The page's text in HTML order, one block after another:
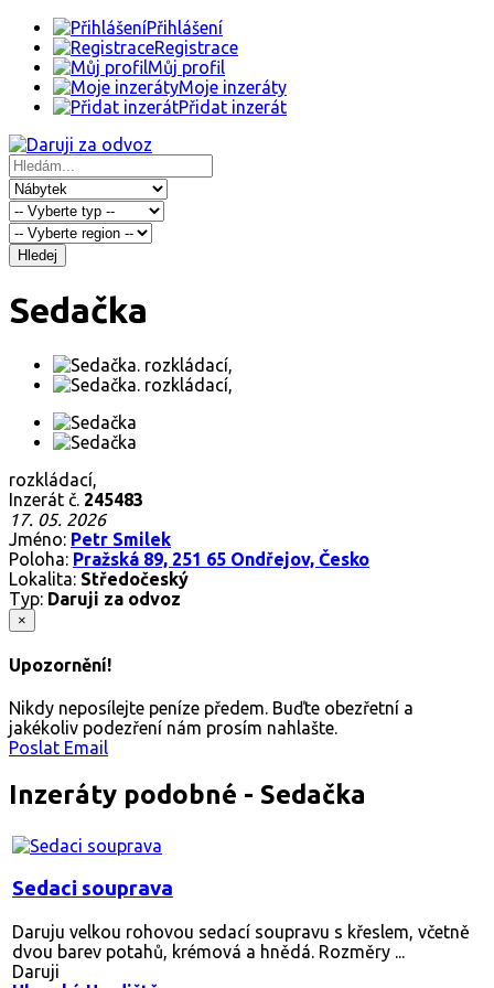
Přihlášení
Registrace
Můj profil
Moje inzeráty
Přidat inzerát
Hledej
Sedačka
rozkládací,
Inzerát č. 245483
17. 05. 2026
Jméno: Petr Smilek
Poloha: Pražská 89, 251 65 Ondřejov, Česko
Lokalita: Středočeský
Typ: Daruji za odvoz
×
Upozornění!
Nikdy neposílejte peníze předem. Buďte obezřetní a
jakékoliv podezření nám prosím nahlašte.
Poslat Email
Inzeráty podobné - Sedačka
Sedaci souprava
Daruju velkou rohovou sedací soupravu s křeslem, včetně
dvou barev potahů, krémová a hnědá. Rozměry ...
Daruji